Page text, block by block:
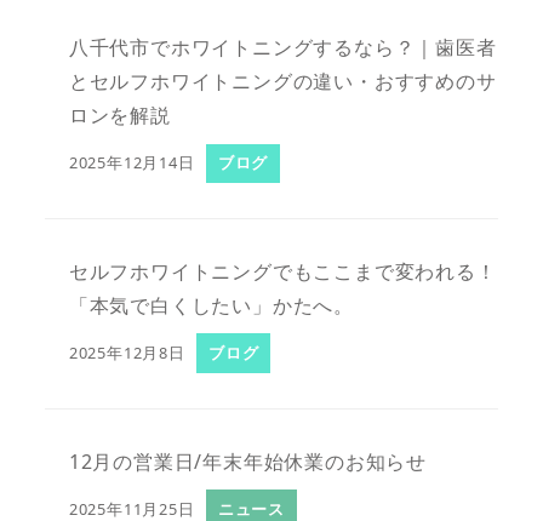
八千代市でホワイトニングするなら？｜歯医者
とセルフホワイトニングの違い・おすすめのサ
ロンを解説
2025年12月14日 ブログ
セルフホワイトニングでもここまで変われる！
「本気で白くしたい」かたへ。
2025年12月8日 ブログ
12月の営業日/年末年始休業のお知らせ
2025年11月25日 ニュース